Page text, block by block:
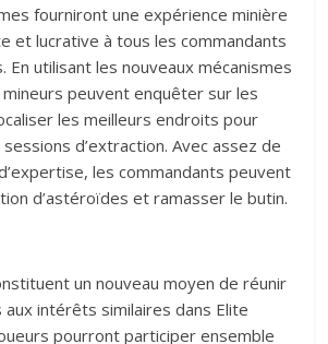
fourniront une expérience minière
et lucrative à tous les commandants
En utilisant les nouveaux mécanismes
mineurs peuvent enquêter sur les
les meilleurs endroits pour
d’extraction. Avec assez de
les commandants peuvent
d’astéroïdes et ramasser le butin.
un nouveau moyen de réunir
aux intérêts similaires dans Elite
pourront participer ensemble